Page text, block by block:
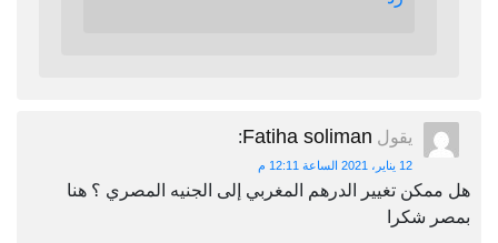
يقول Fatiha soliman
:
12 يناير، 2021 الساعة 12:11 م
هل ممكن تغيير الدرهم المغربي إلى الجنيه المصري ؟ هنا
بمصر شكرا